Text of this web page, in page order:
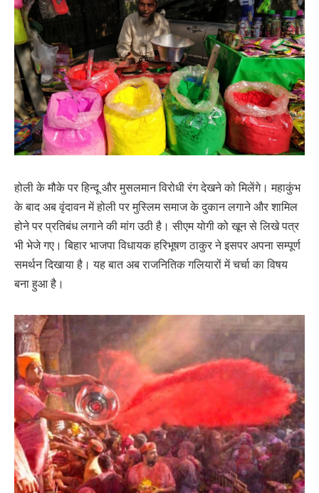
होली के मौके पर हिन्दू और मुसलमान विरोधी रंग देखने को मिलेंगे। महाकुंभ
के बाद अब वृंदावन में होली पर मुस्लिम समाज के दुकान लगाने और शामिल
होने पर प्रतिबंध लगाने की मांग उठी है। सीएम योगी को खून से लिखे पत्र
भी भेजे गए। बिहार भाजपा विधायक हरिभूषण ठाकुर ने इसपर अपना सम्पूर्ण
समर्थन दिखाया है। यह बात अब राजनितिक गलियारों में चर्चा का विषय
बना हुआ है।